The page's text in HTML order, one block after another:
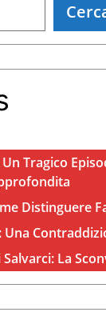
Tragico
Una
La